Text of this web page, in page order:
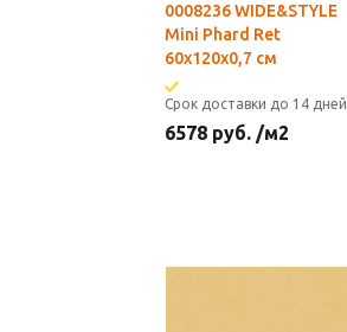
0008236 WIDE&STYLE
Mini Phard Ret
60x120x0,7 см
Срок доставки до 14 дней
6578 руб. /м2